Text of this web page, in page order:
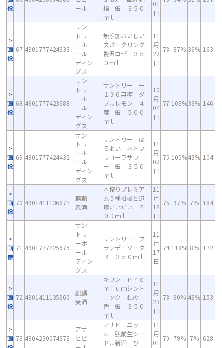
像
ール
檎 缶 ３５０
ｍｌ
01
日
画
像
67 4901777424333
サン
トリ
ーホ
ール
ディン
グス
無添加おいしい
スパークリング
贅沢ロゼ ３５
０ｍｌ
11
月
22
日
78 87% 36% 163
画
像
68 4901777423688
サン
トリ
ーホ
ール
ディン
グス
サントリー ー
１９６無糖 ダ
ブルレモン ４
度 缶 ５００
ｍｌ
10
月
04
日
77 103%33% 146
画
像
69 4901777424432
サン
トリ
ーホ
ール
ディン
グス
サントリー ほ
ろよい ネトフ
リコーラサワ
ー 缶 ３５０
ｍｌ
11
月
02
日
75 100%43% 104
画
像
70 4901411136677
麒麟
麦酒
本搾りプレミア
ム５種柑橘と辺
塚だいだい ５
００ｍｌ
11
月
16
日
75 97% 7% 184
画
像
71 4901777425675
サン
トリ
ーホ
ール
ディン
グス
サントリー ブ
ランデーソーダ
Ｒ ３５０ｍｌ
11
月
17
日
74 118% 8% 172
画
像
72 4901411135960
麒麟
麦酒
キリン Ｐｒｅ
ｍｉｕｍジント
ニック 杜の
香 缶 ３５０
ｍｌ
11
月
23
日
73 90% 46% 153
画 73 4904230074373
アサ
ヒビ
アサヒ ニッ
カ 弘前生シー
ドル新酒 び
11
月
01
70 79% 7% 628